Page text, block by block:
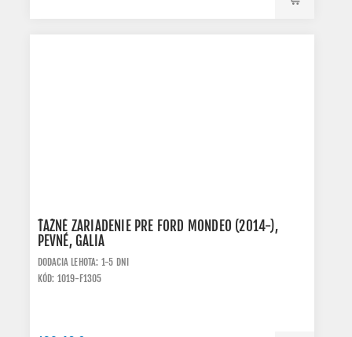
ŤAŽNÉ ZARIADENIE PRE FORD MONDEO (2014-),
PEVNÉ, GALIA
DODACIA LEHOTA: 1-5 DNI
KÓD: 1019-F1305